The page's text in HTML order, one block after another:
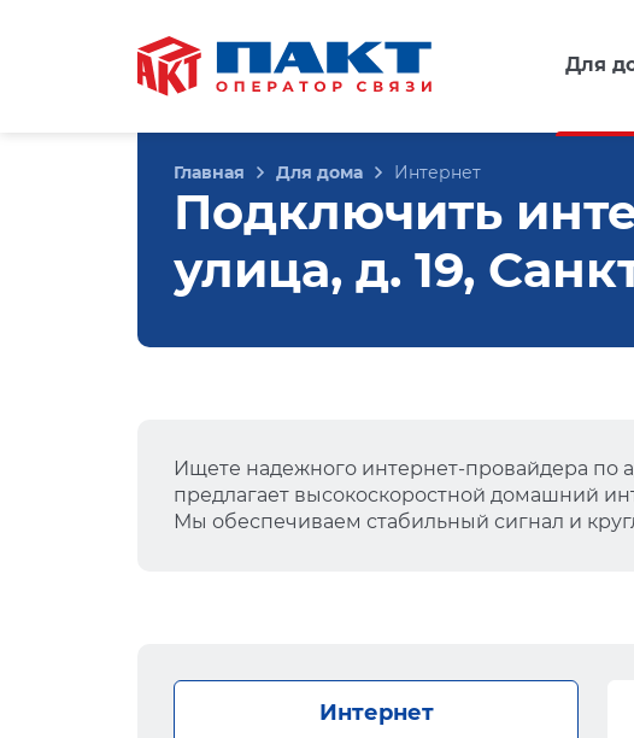
Для
Главная Для дома Интернет
Подключить
улица, д. 19,
Ищете надежного интернет-провайдера по
предлагает высокоскоростной домашний
Мы обеспечиваем стабильный сигнал и
Интернет